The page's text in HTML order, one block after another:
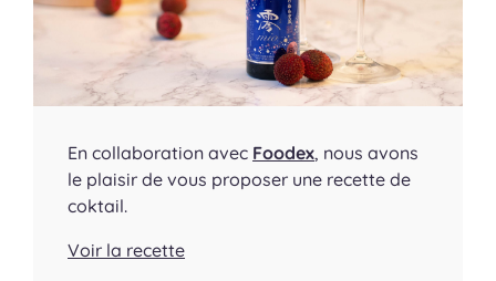
En collaboration avec Foodex, nous avons
le plaisir de vous proposer une recette de
coktail.
Voir la recette